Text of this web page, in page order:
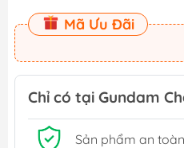
Mã Ưu Đãi
Chỉ có tại Gundam
Sản phẩm an toàn